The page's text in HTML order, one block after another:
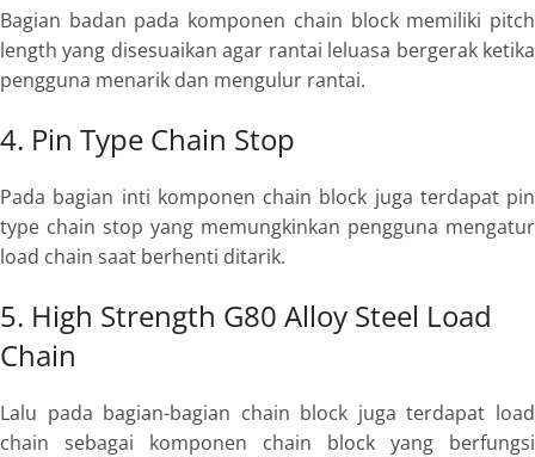
Bagian badan pada komponen chain block memiliki pitch
length yang disesuaikan agar rantai leluasa bergerak ketika
pengguna menarik dan mengulur rantai.
4. Pin Type Chain Stop
Pada bagian inti komponen chain block juga terdapat pin
type chain stop yang memungkinkan pengguna mengatur
load chain saat berhenti ditarik.
5. High Strength G80 Alloy Steel Load
Chain
Lalu pada bagian-bagian chain block juga terdapat load
chain sebagai komponen chain block yang berfungsi